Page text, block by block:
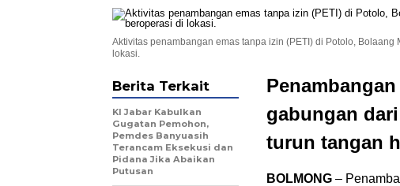
Aktivitas penambangan emas tanpa izin (PETI) di Potolo,
lokasi.
gabungan
turun tangan
BOLMONG –
Berita Terkait
KI Jabar Kabulkan
Gugatan Pemohon,
Pemdes Banyuasih
Terancam Eksekusi dan
Pidana Jika Abaikan
Putusan